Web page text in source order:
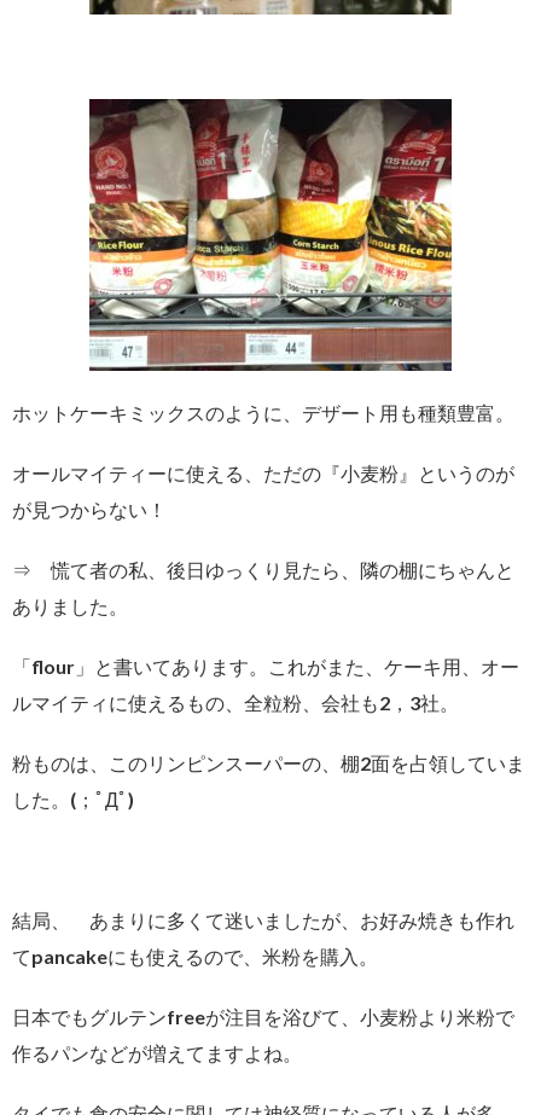
ホットケーキミックスのように、デザート用も種類豊富。
オールマイティーに使える、ただの『小麦粉』というのが
が見つからない！
⇒ 慌て者の私、後日ゆっくり見たら、隣の棚にちゃんと
ありました。
「flour」と書いてあります。これがまた、ケーキ用、オー
ルマイティに使えるもの、全粒粉、会社も2，3社。
粉ものは、このリンピンスーパーの、棚2面を占領していま
した。(；ﾟДﾟ)
結局、 あまりに多くて迷いましたが、お好み焼きも作れ
てpancakeにも使えるので、米粉を購入。
日本でもグルテンfreeが注目を浴びて、小麦粉より米粉で
作るパンなどが増えてますよね。